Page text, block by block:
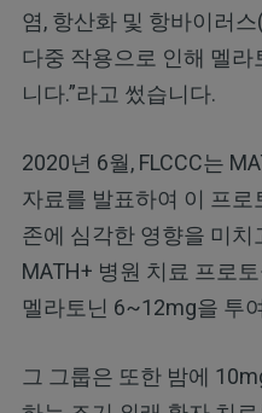
염, 항산화 및 항바이러
다중 작용으로 인해 멜
니다.”라고 썼습니다.
2020년 6월, FLCCC는
자료를 발표하여 이 프로
존에 심각한 영향을 미치
MATH+ 병원 치료 프로
멜라토닌 6~12mg을 투
그 그룹은 또한 밤에